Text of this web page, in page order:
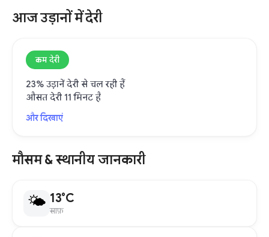
आज उड़ानों में देरी
कम देरी
23% उड़ानें देरी से चल रही हैं
औसत देरी 11 मिनट है
और दिखाएं
मौसम & स्थानीय जानकारी
🌤 13°C
साफ़